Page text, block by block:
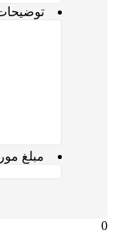
توضیحات
مبلغ